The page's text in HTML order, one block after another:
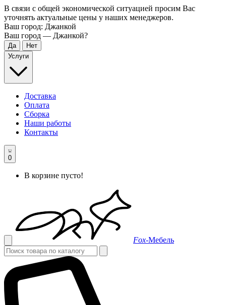
В связи с общей экономической ситуацией просим Вас
уточнять актуальные цены у наших менеджеров.
Ваш город: Джанкой
Ваш город — Джанкой?
Услуги
Доставка
Оплата
Сборка
Наши работы
Контакты
0
В корзине пусто!
Fox-Мебель